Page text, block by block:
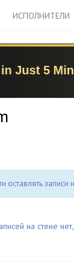
ИСПОЛНИТЕЛИ
оставлять записи
на стене